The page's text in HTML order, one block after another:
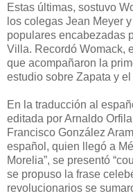
Estas últimas, sostuvo
los colegas Jean Meyer
populares encabezadas
Villa. Recordó Womack,
que acompañaron la
estudio sobre Zapata y
En la traducción al
editada por Arnaldo
Francisco González
español, quien llegó a
Morelia”, se presentó
se propuso la frase
revolucionarios se